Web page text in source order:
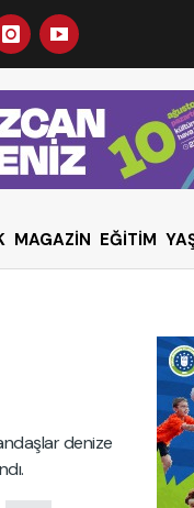
MAGAZİN EĞİTİM
denize